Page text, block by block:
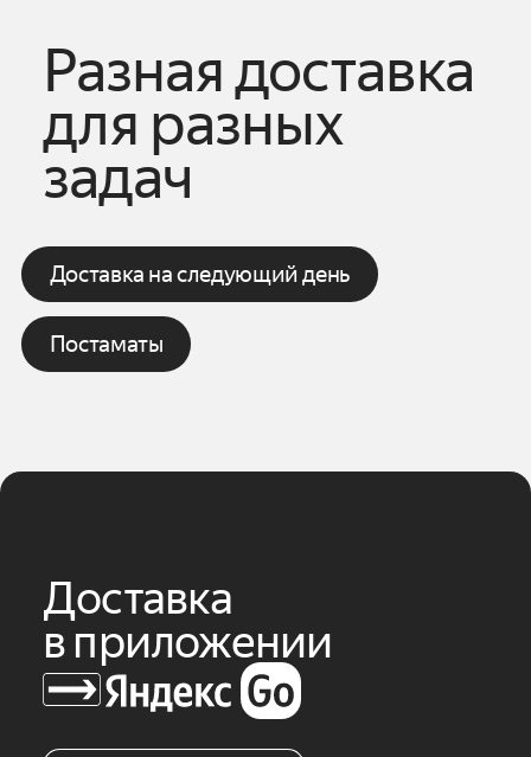
и получателя.
7. Нажмите «Заказать».
8. Отнесите посылку в пункт приёма
в часы его работы.
Разная доставка
для разных
задач
Доставка на следующий день
Постаматы
Доставка
в приложении